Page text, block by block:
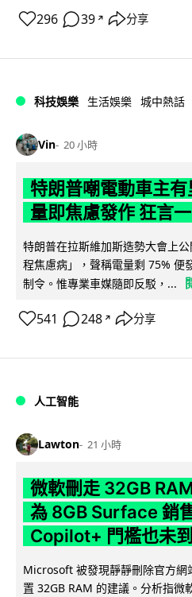
296 39 ↗ 分享
科技娛樂 生活娛樂 城中熱話
Vin 20 小時
特朗普嘲電動車主
量即焦慮發作 狂言
特朗普在拉斯維加斯造勢大會上
程焦慮病」，聲稱電量剩 75% 便
制令。惟專業車媒隨即反駁，...
541 248 ↗ 分享
人工智能
Lawton 21 小時
微軟刪走 32GB
為 8GB Surface 銷
Copilot+ 門檻也未到
Microsoft 被發現靜靜刪除官方網
置 32GB RAM 的建議。分析指微